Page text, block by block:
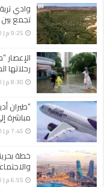
وادي
تجمع
9:25 م | 10 أغسطس، 2026
رحلاتها
8:30 م | 10 أغسطس، 2026
“طيران
مباشرة
7:45 م | 10 أغسطس، 2026
خطة
6:55 م | 10 أغسطس، 2026